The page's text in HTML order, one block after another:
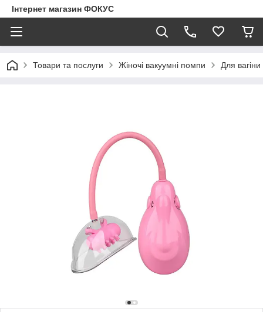
Інтернет магазин ФОКУС
Товари та послуги Жіночі вакуумні помпи Для вагіни